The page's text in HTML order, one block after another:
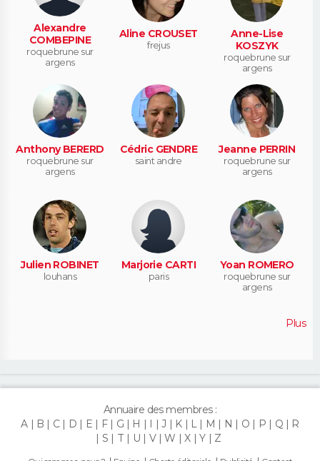
Alexandre
COMBEPINE
roquebrune sur
argens
Aline CROUSET
frejus
Anne-Lise
KOSZYK
roquebrune sur
argens
Anthony BERERD
roquebrune sur
argens
Cédric GENDRE
saint andre
Jeanne PERRIN
roquebrune sur
argens
Julien ROBINET
louhans
Marjorie CARTI
paris
Yoan ROMERO
roquebrune sur
argens
Plus
Annuaire des membres :
A
B C D E F G H I J K L M N O P Q
R
S
T U V W X Y Z